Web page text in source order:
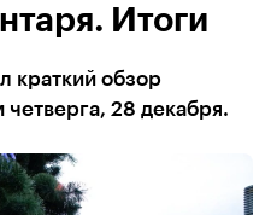
Итоги
краткий обзор
28 декабря.